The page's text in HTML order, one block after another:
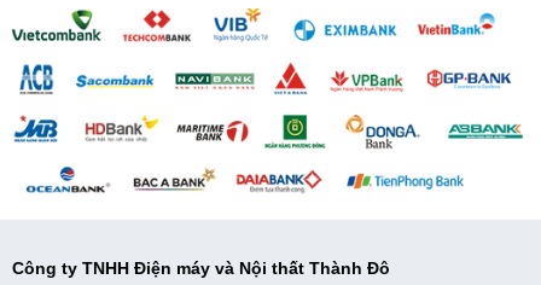
Công ty TNHH Điện máy và Nội thất Thành Đô